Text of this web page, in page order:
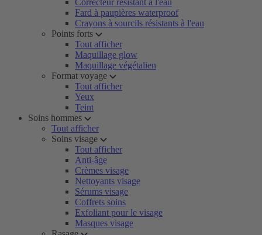
Correcteur résistant à l'eau
Fard à paupières waterproof
Crayons à sourcils résistants à l'eau
Points forts
Tout afficher
Maquillage glow
Maquillage végétalien
Format voyage
Tout afficher
Yeux
Teint
Soins hommes
Tout afficher
Soins visage
Tout afficher
Anti-âge
Crèmes visage
Nettoyants visage
Sérums visage
Coffrets soins
Exfoliant pour le visage
Masques visage